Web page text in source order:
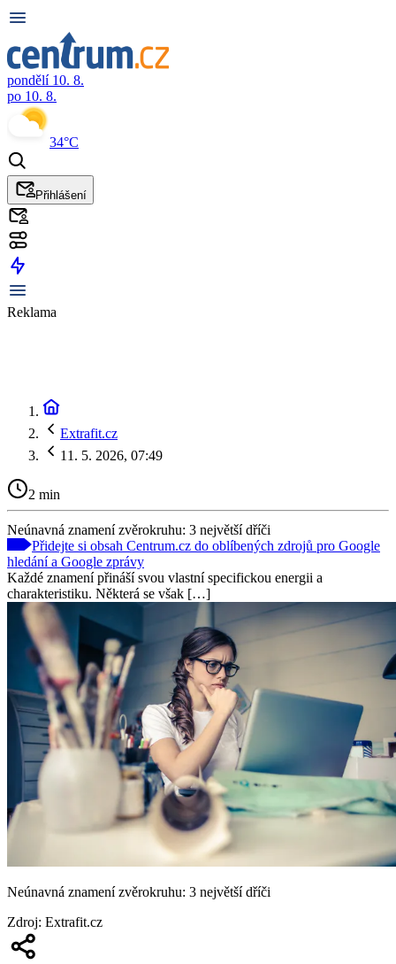
pondělí 10. 8.
po 10. 8.
34°C
Přihlášení
Reklama
Extrafit.cz
11. 5. 2026, 07:49
2 min
Neúnavná znamení zvěrokruhu: 3 největší dříči
Přidejte si obsah Centrum.cz do oblíbených zdrojů pro Google
hledání a Google zprávy
Každé znamení přináší svou vlastní specifickou energii a
charakteristiku. Některá se však […]
Neúnavná znamení zvěrokruhu: 3 největší dříči
Zdroj: Extrafit.cz